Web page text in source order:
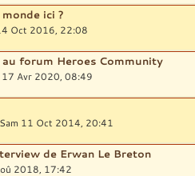
ici ?
Oct 2016, 22:08
au forum Heroes Community
17 Avr 2020, 08:49
11 Oct 2014, 20:41
de Erwan Le Breton
2018, 17:42